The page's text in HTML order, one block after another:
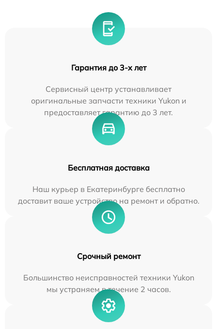
Гарантия до 3-х лет
Сервисный центр устанавливает
оригинальные запчасти техники Yukon и
предоставляет гарантию до 3 лет.
Бесплатная доставка
Наш курьер в Екатеринбурге бесплатно
доставит ваше устройство на ремонт и обратно.
Срочный ремонт
Большинство неисправностей техники Yukon
мы устраняем в течение 2 часов.